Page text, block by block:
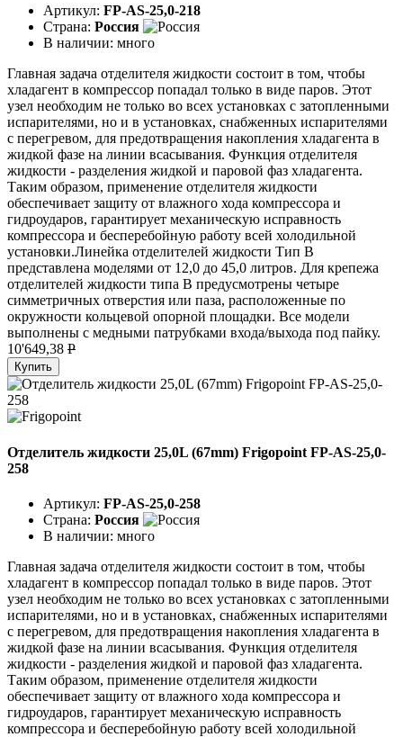
Артикул: FP-AS-25,0-218
Страна: Россия
В наличии: много
Главная задача отделителя жидкости состоит в том, чтобы
хладагент в компрессор попадал только в виде паров. Этот
узел необходим не только во всех установках с затопленными
испарителями, но и в установках, снабженных испарителями
с перегревом, для предотвращения накопления хладагента в
жидкой фазе на линии всасывания. Функция отделителя
жидкости - разделения жидкой и паровой фаз хладагента.
Таким образом, применение отделителя жидкости
обеспечивает защиту от влажного хода компрессора и
гидроударов, гарантирует механическую исправность
компрессора и бесперебойную работу всей холодильной
установки.Линейка отделителей жидкости Тип B
представлена моделями от 12,0 до 45,0 литров. Для крепежа
отделителей жидкости типа B предусмотрены четыре
симметричных отверстия или паза, расположенные по
окружности кольцевой опорной площадки. Все модели
выполнены с медными патрубками входа/выхода под пайку.
10'649,38 P
Купить
Отделитель жидкости 25,0L (67mm) Frigopoint FP-AS-25,0-
258
Артикул: FP-AS-25,0-258
Страна: Россия
В наличии: много
Главная задача отделителя жидкости состоит в том, чтобы
хладагент в компрессор попадал только в виде паров. Этот
узел необходим не только во всех установках с затопленными
испарителями, но и в установках, снабженных испарителями
с перегревом, для предотвращения накопления хладагента в
жидкой фазе на линии всасывания. Функция отделителя
жидкости - разделения жидкой и паровой фаз хладагента.
Таким образом, применение отделителя жидкости
обеспечивает защиту от влажного хода компрессора и
гидроударов, гарантирует механическую исправность
компрессора и бесперебойную работу всей холодильной